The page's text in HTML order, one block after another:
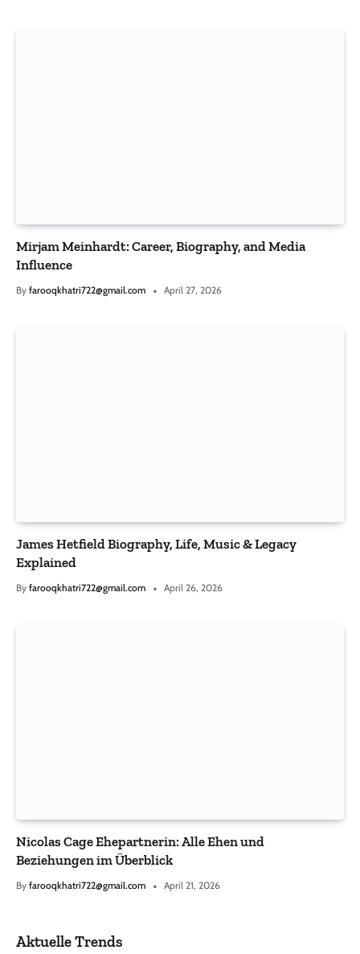
Mirjam Meinhardt: Career, Biography, and Media
Influence
By farooqkhatri722@gmail.com April 27, 2026
James Hetfield Biography, Life, Music & Legacy
Explained
By farooqkhatri722@gmail.com April 26, 2026
Nicolas Cage Ehepartnerin: Alle Ehen und
Beziehungen im Überblick
By farooqkhatri722@gmail.com April 21, 2026
Aktuelle Trends